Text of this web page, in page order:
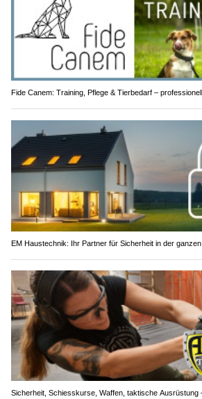
Fide Canem: Training, Pflege & Tierbedarf –
EM Haustechnik: Ihr Partner für Sicherheit in der
Sicherheit, Schiesskurse, Waffen, taktische Ausrüstung